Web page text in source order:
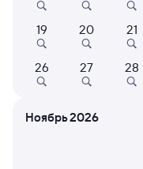
Выбор любимых
Подробные
покупке
СМС-
Оформление без
19 20 21
26 27 28
Ноябрь 2026